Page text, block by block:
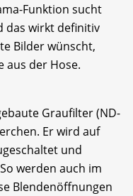
Funktion sucht
das wirkt definitiv
Bilder wünscht,
aus der Hose.
Graufilter (ND-
Er wird auf
und
werden auch im
Blendenöffnungen